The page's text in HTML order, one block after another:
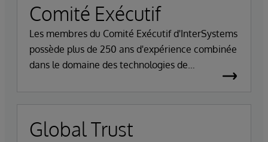
Comité Exécutif
Les membres du Comité Exécutif d'InterSystems
possède plus de 250 ans d'expérience combinée
dans le domaine des technologies de
Global Trust